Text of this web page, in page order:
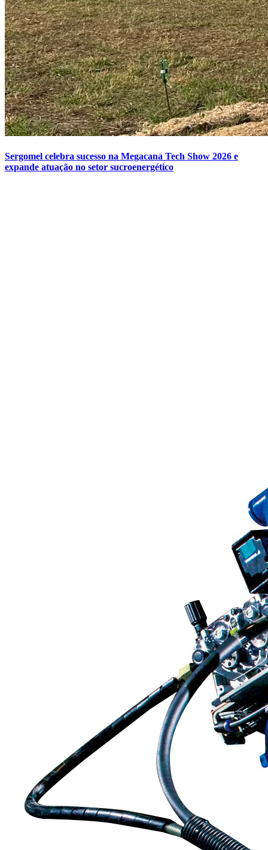
Sergomel celebra sucesso na Megacana Tech Show 2026 e
expande atuação no setor sucroenergético